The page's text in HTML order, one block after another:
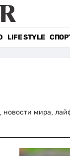
LIFE STYLE
новости мира,